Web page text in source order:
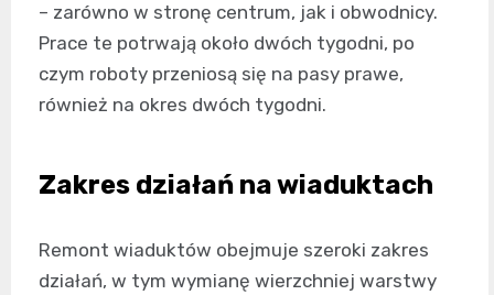
– zarówno w stronę centrum, jak i obwodnicy.
Prace te potrwają około dwóch tygodni, po
czym roboty przeniosą się na pasy prawe,
również na okres dwóch tygodni.
Zakres działań na wiaduktach
Remont wiaduktów obejmuje szeroki zakres
działań, w tym wymianę wierzchniej warstwy